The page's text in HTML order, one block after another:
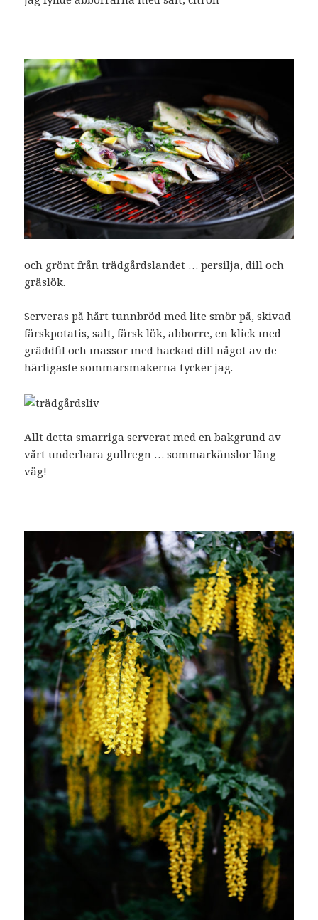
och grönt från trädgårdslandet … persilja, dill och
gräslök.
Serveras på hårt tunnbröd med lite smör på, skivad
färskpotatis, salt, färsk lök, abborre, en klick med
gräddfil och massor med hackad dill något av de
härligaste sommarsmakerna tycker jag.
Allt detta smarriga serverat med en bakgrund av
vårt underbara gullregn … sommarkänslor lång
väg!